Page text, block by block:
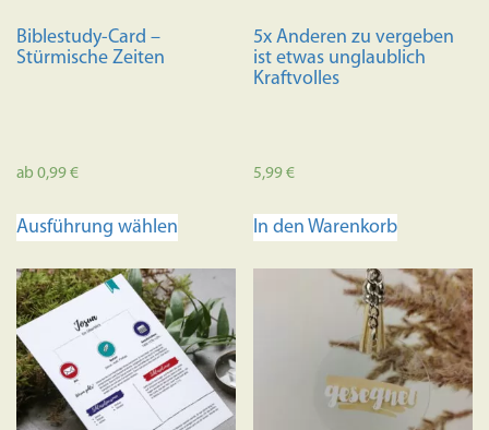
Biblestudy-Card –
Stürmische Zeiten
ab 0,99€
Ausführung wählen
mehrere
Varianten
auf.
Die
Optionen
können
5x Anderen zu vergeben
ist etwas unglaublich
Kraftvolles
5,99€
In den Warenkorb